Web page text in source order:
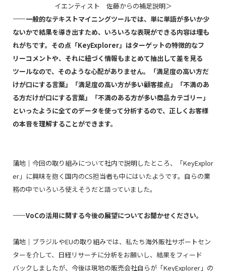
イエンティスト 佐藤からの補足説明＞
――一般的なテキストマイニングツールでは、単に単語が多いか少
ないかで結果を導き出すため、いろいろな表現ができる内容は埋も
れがちです。その点「KeyExplorer」はターゲットの特徴的なフ
リーコメントや、それに紐づく情報もまとめて抽出して差を見る
ツールなので、そのような心配がありません。「満足度の高い方だ
けが口にする言葉」「満足度の高い方が多い顧客接点」「不満のあ
る方だけが口にする言葉」「不満のある方が多い商品カテゴリー」
といったように全てのデータを使って分析するので、正しくお客様
の本音を理解することができます。
蒲地｜今回の取り組みについて社内で説明したところ、「KeyExplor
er 」に興味を抱く国内のCS担当者も中にはいたようです。自らの業
務の中でいろいろ使えそうだと語っていました。
――VoCの活用に関する今後の展望についてお聞かせください。
蒲地｜ブラジルやEUの取り組みでは、私たち海外販社サポートセン
ターを介して、日経リサーチに分析をお願いし、結果をフィード
バックしましたが、今後は現地の販売会社自らが「KeyExplorer 」の